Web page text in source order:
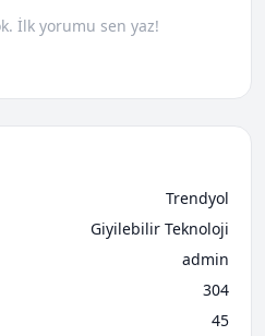
İlk yorumu sen yaz!
Trendyol
Giyilebilir Teknoloji
admin
304
45